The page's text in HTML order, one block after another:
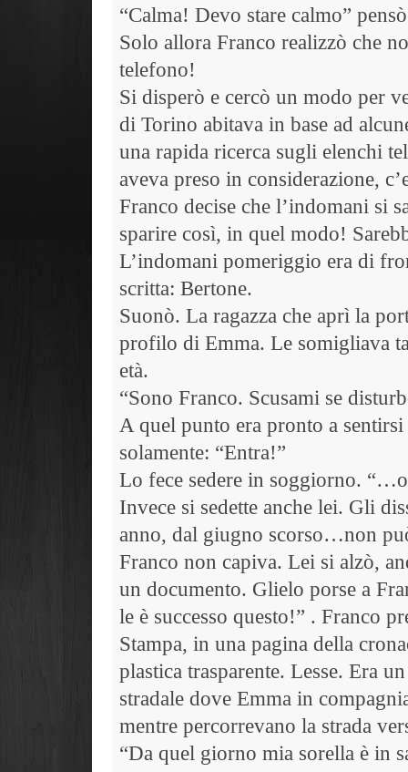
“Calma! Devo stare calmo”
Solo allora Franco realizzò che
telefono!
Si disperò e cercò un modo per
di Torino abitava in base ad
una rapida ricerca sugli elenchi
aveva preso in considerazione,
Franco decise che l’indomani si
sparire così, in quel modo!
L’indomani pomeriggio era di
scritta: Bertone.
Suonò. La ragazza che aprì la
profilo di Emma. Le somigliava
età.
“Sono Franco. Scusami se
A quel punto era pronto a
solamente: “Entra!”
Lo fece sedere in soggiorno.
Invece si sedette anche lei. Gli
anno, dal giugno scorso…non
Franco non capiva. Lei si alzò,
un documento. Glielo porse a
le è successo questo!” . Franco
Stampa, in una pagina della
plastica trasparente. Lesse. Era
stradale dove Emma in
mentre percorrevano la strada
“Da quel giorno mia sorella è in